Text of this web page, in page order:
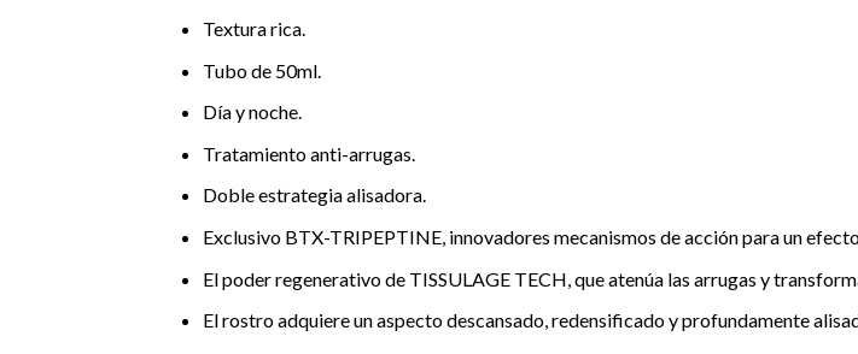
Textura rica.
Tubo de 50ml.
Día y noche.
Tratamiento anti-arrugas.
Doble estrategia alisadora.
Exclusivo BTX-TRIPEPTINE, innovadores mecanismos de acción para un
El poder regenerativo de TISSULAGE TECH, que atenúa las arrugas y
El rostro adquiere un aspecto descansado, redensificado y profundamente